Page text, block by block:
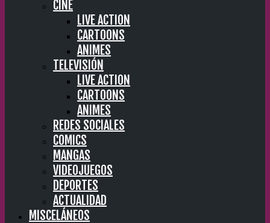
CINE
LIVE ACTION
CARTOONS
ANIMES
TELEVISIÓN
LIVE ACTION
CARTOONS
ANIMES
REDES SOCIALES
COMICS
MANGAS
VIDEOJUEGOS
DEPORTES
ACTUALIDAD
MISCELÁNEOS